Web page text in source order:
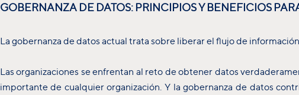
GOBERNANZA DE DATOS: PRINCIPIOS Y BENEFICIOS
La gobernanza de datos actual trata sobre liberar el flujo de
Las organizaciones se enfrentan al reto de obtener datos
importante de cualquier organización. Y la gobernanza de datos